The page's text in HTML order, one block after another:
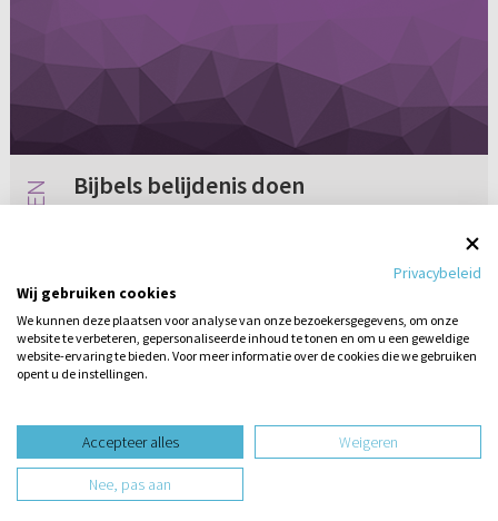
Bijbels belijdenis doen
mogen we allebei weten dat we tot Zijn kind
aangenomen zijn en willen dan ook belijdenis
doen van ons geloof in het v...
Geen reacties 12-09-2007
design website door
website-ontwikkeling door
een vraag
Privacybeleid
Wij gebruiken cookies
We kunnen deze plaatsen voor analyse van onze bezoekersgegevens, om onze
website te verbeteren, gepersonaliseerde inhoud te tonen en om u een geweldige
website-ervaring te bieden. Voor meer informatie over de cookies die we gebruiken
opent u de instellingen.
Accepteer alles Weigeren
Nee, pas aan